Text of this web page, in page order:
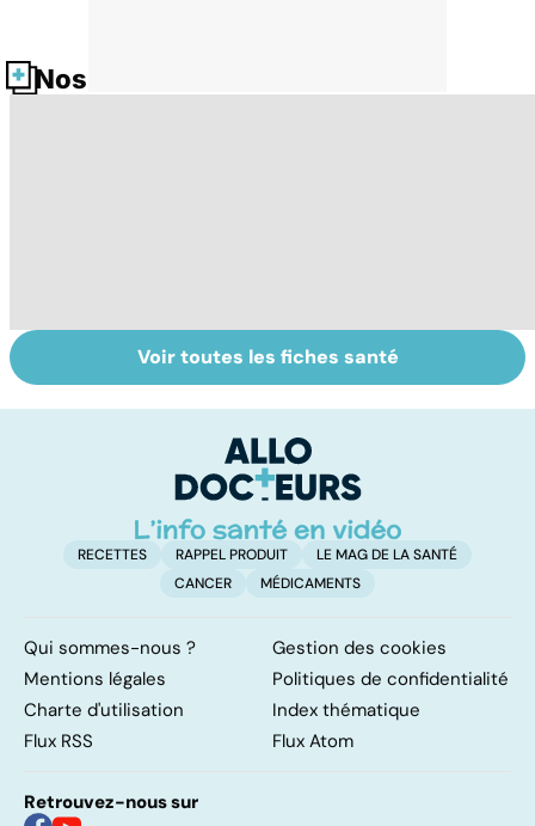
Nos fiches santé
Virus du Nil
occidental : ce
Tout savoir sur le
virus de la grippe
Voir toutes les fiches santé
RECETTES RAPPEL PRODUIT
LE MAG DE LA SANTÉ
CANCER
MÉDICAMENTS
Qui sommes-nous ?
Gestion des cookies
Mentions légales
Politiques de confidentialité
Charte d'utilisation
Index thématique
Flux RSS
Flux Atom
Retrouvez-nous sur